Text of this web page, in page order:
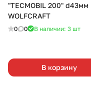
"TECMOBIL 200" d43мм
WOLFCRAFT
0 0 В наличии: 3 шт
В корзину